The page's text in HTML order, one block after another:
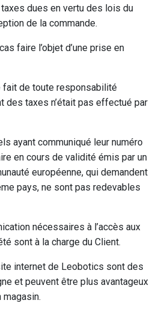
dues en vertu des lois du
de la commande.
faire l’objet d’une prise en
fait de toute responsabilité
des taxes n’était pas effectué par
ayant communiqué leur numéro
en cours de validité émis par un
européenne, qui demandent
pays, ne sont pas redevables
nécessaires à l’accès aux
sont à la charge du Client.
internet de Leobotics sont des
et peuvent être plus avantageux